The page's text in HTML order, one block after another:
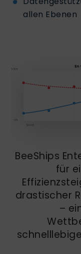
allen Ebenen
Start
0%
100%
BeeShips
für
drastischer
–